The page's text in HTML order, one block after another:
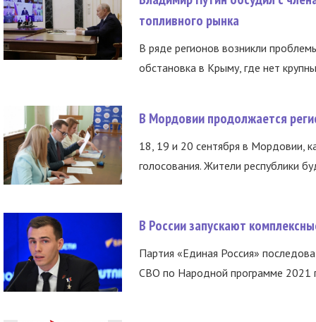
топливного рынка
В ряде регионов возникли
обстановка в Крыму, где нет
В Мордовии продолжается
18, 19 и 20 сентября в Мордовии,
голосования. Жители республики
В России запускают
Партия «Единая Россия»
СВО по Народной программе 2021